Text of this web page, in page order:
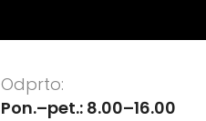
Odprto:
Pon.–pet.: 8.00–16.00